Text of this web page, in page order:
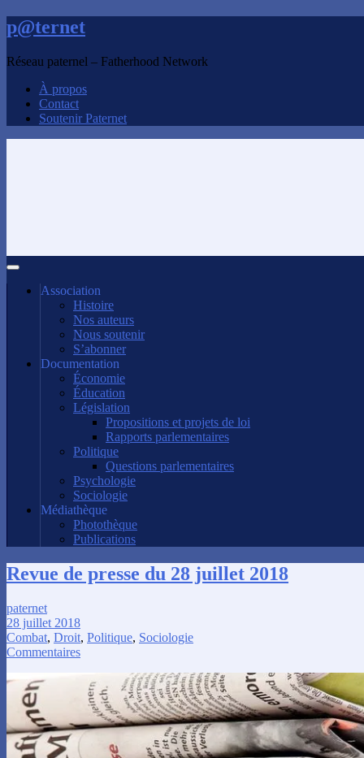
p@ternet
Réseau paternel – Fatherhood Network
À propos
Contact
Soutenir Paternet
Association
Histoire
Nos auteurs
Nous soutenir
S’abonner
Documentation
Économie
Éducation
Législation
Propositions et projets de loi
Rapports parlementaires
Politique
Questions parlementaires
Psychologie
Sociologie
Médiathèque
Photothèque
Publications
Revue de presse du 28 juillet 2018
paternet
28 juillet 2018
Combat, Droit, Politique, Sociologie
Commentaires